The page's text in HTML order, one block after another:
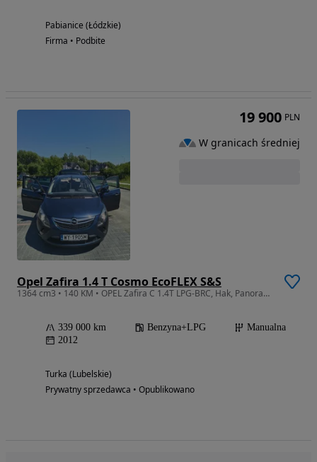
Pabianice (Łódzkie)
Firma • Podbite
Opel Zafira 1.4 T Cosmo EcoFLEX S&S
1364 cm3 • 140 KM • OPEL Zafira C 1.4T LPG-BRC, Hak, Panorama, 7-os
339 000 km Benzyna+LPG
Manualna
2012
Turka (Lubelskie)
Prywatny sprzedawca • Opublikowano
19 900 PLN
W granicach średniej